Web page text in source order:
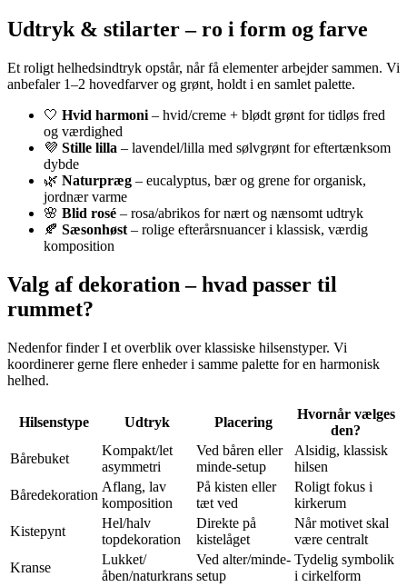
Udtryk & stilarter – ro i form og farve
Et roligt helhedsindtryk opstår, når få elementer arbejder sammen. Vi
anbefaler 1–2 hovedfarver og grønt, holdt i en samlet palette.
🤍 Hvid harmoni – hvid/creme + blødt grønt for tidløs fred
og værdighed
💜 Stille lilla – lavendel/lilla med sølvgrønt for eftertænksom
dybde
🌿 Naturpræg – eucalyptus, bær og grene for organisk,
jordnær varme
🌸 Blid rosé – rosa/abrikos for nært og nænsomt udtryk
🍂 Sæsonhøst – rolige efterårsnuancer i klassisk, værdig
komposition
Valg af dekoration – hvad passer til
rummet?
Nedenfor finder I et overblik over klassiske hilsenstyper. Vi
koordinerer gerne flere enheder i samme palette for en harmonisk
helhed.
Hilsenstype Udtryk Placering
Hvornår vælges
den?
Bårebuket
Kompakt/let
asymmetri
Ved båren eller
minde-setup
Alsidig, klassisk
hilsen
Båredekoration
Aflang, lav
komposition
På kisten eller
tæt ved
Roligt fokus i
kirkerum
Kistepynt
Hel/halv
topdekoration
Direkte på
kistelåget
Når motivet skal
være centralt
Kranse
Lukket/
åben/naturkrans
Ved alter/minde-
setup
Tydelig symbolik
i cirkelform